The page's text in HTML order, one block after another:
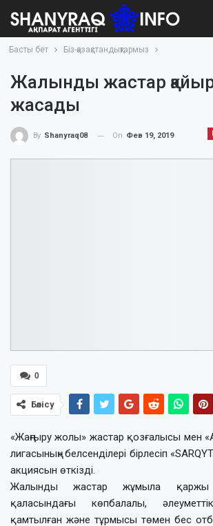
Басты бет Біз-қазақстандықтармыз
Жалынды жастар
жасады
By Shanyraq08 On Фев 19, 2019
0
Бөлісу
«Жаңғыру жолы» жастар қозғалысы мен
лигасының» белсенділері бірлесіп
акциясын өткізді.
Жалынды жастар жұмыла қаржы
қаласындағы көпбалалы,
қамтылған және тұрмысы төмен бес